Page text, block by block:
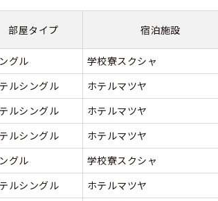
ミ
＆A
部屋タイプ 宿泊施設
グル 学校寮スクシャ
ルシングル ホテルマツヤ
ルシングル ホテルマツヤ
ルシングル ホテルマツヤ
グル 学校寮スクシャ
ルシングル ホテルマツヤ